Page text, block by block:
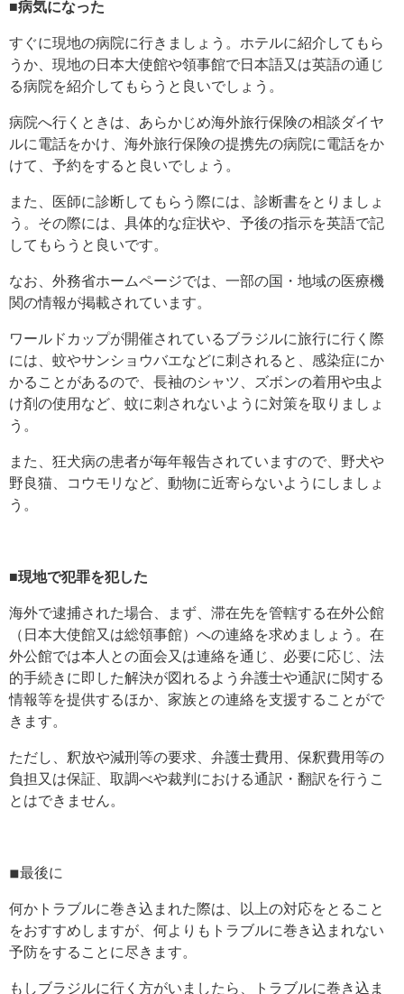
■病気になった
すぐに現地の病院に行きましょう。ホテルに紹介してもら
うか、現地の日本大使館や領事館で日本語又は英語の通じ
る病院を紹介してもらうと良いでしょう。
病院へ行くときは、あらかじめ海外旅行保険の相談ダイヤ
ルに電話をかけ、海外旅行保険の提携先の病院に電話をか
けて、予約をすると良いでしょう。
また、医師に診断してもらう際には、診断書をとりましょ
う。その際には、具体的な症状や、予後の指示を英語で記
してもらうと良いです。
なお、外務省ホームページでは、一部の国・地域の医療機
関の情報が掲載されています。
ワールドカップが開催されているブラジルに旅行に行く際
には、蚊やサンショウバエなどに刺されると、感染症にか
かることがあるので、長袖のシャツ、ズボンの着用や虫よ
け剤の使用など、蚊に刺されないように対策を取りましょ
う。
また、狂犬病の患者が毎年報告されていますので、野犬や
野良猫、コウモリなど、動物に近寄らないようにしましょ
う。
■現地で犯罪を犯した
海外で逮捕された場合、まず、滞在先を管轄する在外公館
（日本大使館又は総領事館）への連絡を求めましょう。在
外公館では本人との面会又は連絡を通じ、必要に応じ、法
的手続きに即した解決が図れるよう弁護士や通訳に関する
情報等を提供するほか、家族との連絡を支援することがで
きます。
ただし、釈放や減刑等の要求、弁護士費用、保釈費用等の
負担又は保証、取調べや裁判における通訳・翻訳を行うこ
とはできません。
◾︎最後に
何かトラブルに巻き込まれた際は、以上の対応をとること
をおすすめしますが、何よりもトラブルに巻き込まれない
予防をすることに尽きます。
もしブラジルに行く方がいましたら、トラブルに巻き込ま